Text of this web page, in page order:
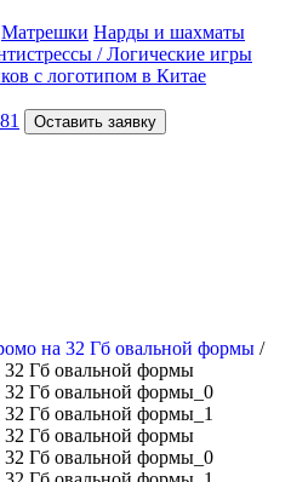
Матрешки Нарды и шахматы
/ Логические игры
с логотипом в Китае
Оставить заявку
на 32 Гб овальной формы /